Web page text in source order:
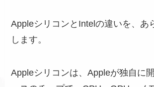
AppleシリコンとIntelの違いを、あ
します。
Appleシリコンは、Appleが独自に